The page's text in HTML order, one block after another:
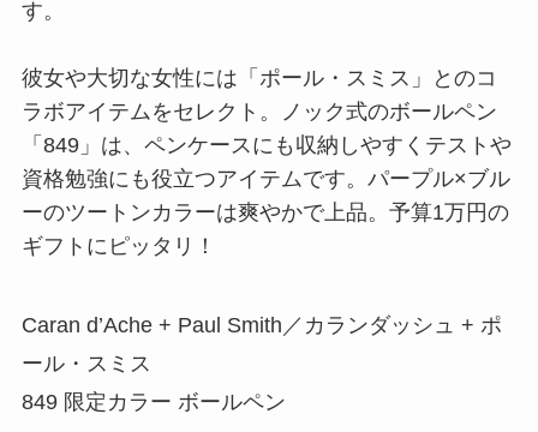
す。
彼女や大切な女性には「ポール・スミス」とのコ
ラボアイテムをセレクト。ノック式のボールペン
「849」は、ペンケースにも収納しやすくテストや
資格勉強にも役立つアイテムです。パープル×ブル
ーのツートンカラーは爽やかで上品。予算1万円の
ギフトにピッタリ！
Caran d’Ache + Paul Smith／カランダッシュ + ポ
ール・スミス
849 限定カラー ボールペン